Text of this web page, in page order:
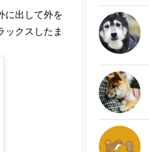
に出して外を
ックスしたま